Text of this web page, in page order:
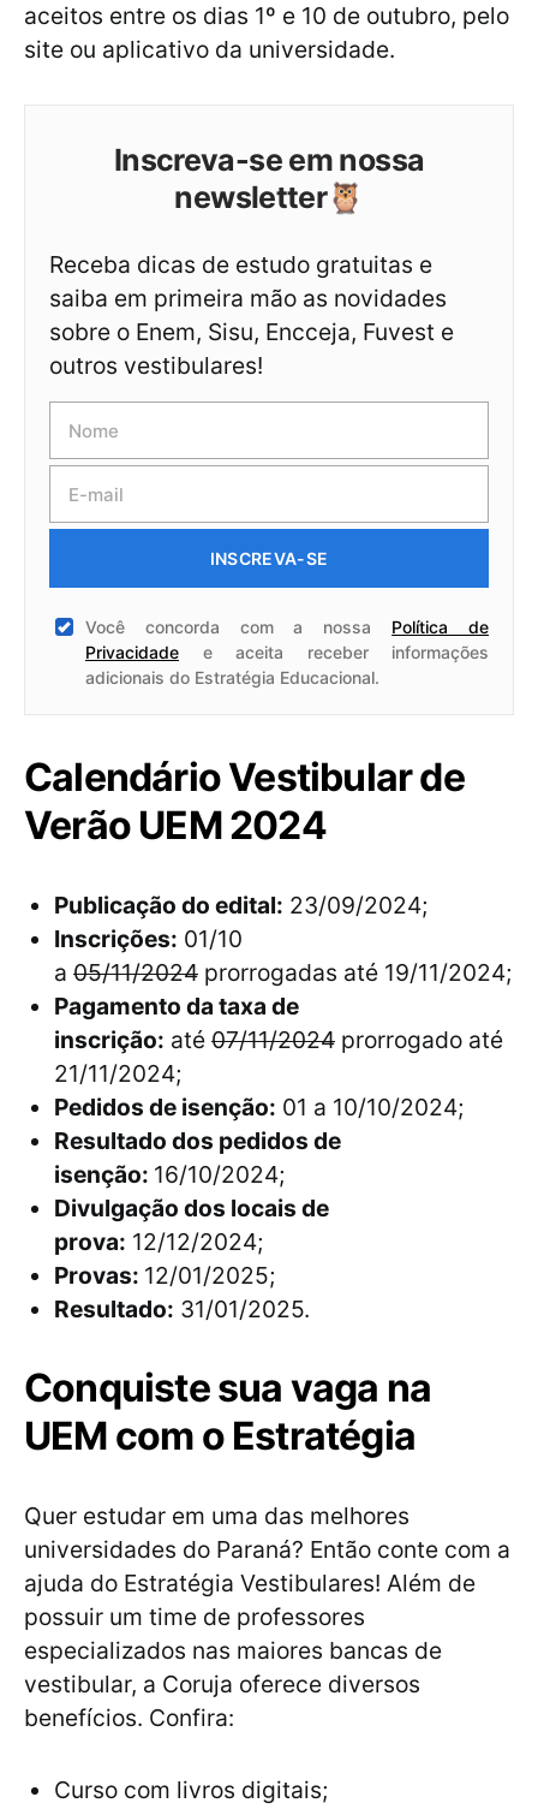
aceitos entre os dias 1º e 10 de outubro, pelo
site ou aplicativo da universidade.
Inscreva-se em nossa
newsletter🦉
Receba dicas de estudo gratuitas e
saiba em primeira mão as novidades
sobre o Enem, Sisu, Encceja, Fuvest e
outros vestibulares!
INSCREVA-SE
Você concorda com a nossa Política de
Privacidade e aceita receber informações
adicionais do Estratégia Educacional.
Calendário Vestibular de
Verão UEM 2024
Publicação do edital: 23/09/2024;
Inscrições: 01/10
a 05/11/2024 prorrogadas até 19/11/2024;
Pagamento da taxa de
inscrição: até 07/11/2024 prorrogado até
21/11/2024;
Pedidos de isenção: 01 a 10/10/2024;
Resultado dos pedidos de
isenção: 16/10/2024;
Divulgação dos locais de
prova: 12/12/2024;
Provas: 12/01/2025;
Resultado: 31/01/2025.
Conquiste sua vaga na
UEM com o Estratégia
Quer estudar em uma das melhores
universidades do Paraná? Então conte com a
ajuda do Estratégia Vestibulares! Além de
possuir um time de professores
especializados nas maiores bancas de
vestibular, a Coruja oferece diversos
benefícios. Confira:
Curso com livros digitais;